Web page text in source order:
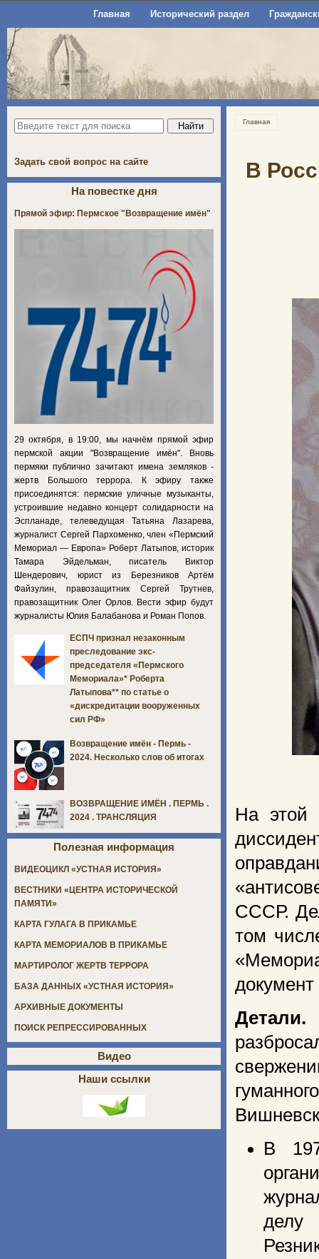
Главная Исторический раздел
Главная
В
На этой
СССР.
том
Детали.
В
Задать свой вопрос на сайте
На повестке дня
Прямой эфир: Пермское "Возвращение имён"
29 октября, в 19:00, мы начнём прямой эфир
пермской акции "Возвращение имён". Вновь
пермяки публично зачитают имена земляков -
жертв Большого террора. К эфиру также
присоединятся: пермские уличные музыканты,
устроившие недавно концерт солидарности на
Эспланаде, телеведущая Татьяна Лазарева,
журналист Сергей Пархоменко, член «Пермский
Мемориал — Европа» Роберт Латыпов, историк
Тамара Эйдельман, писатель Виктор
Шендерович, юрист из Березников Артём
Файзулин, правозащитник Сергей Трутнев,
правозащитник Олег Орлов. Вести эфир будут
журналисты Юлия Балабанова и Роман Попов.
ЕСПЧ признал незаконным
преследование экс-
председателя «Пермского
Мемориала»* Роберта
Латыпова** по статье о
«дискредитации вооруженных
сил РФ»
Возвращение имён - Пермь -
2024. Несколько слов об итогах
ВОЗВРАЩЕНИЕ ИМЁН . ПЕРМЬ .
2024 . ТРАНСЛЯЦИЯ
Полезная информация
ВИДЕОЦИКЛ «УСТНАЯ ИСТОРИЯ»
ВЕСТНИКИ «ЦЕНТРА ИСТОРИЧЕСКОЙ
ПАМЯТИ»
КАРТА ГУЛАГА В ПРИКАМЬЕ
КАРТА МЕМОРИАЛОВ В ПРИКАМЬЕ
МАРТИРОЛОГ ЖЕРТВ ТЕРРОРА
БАЗА ДАННЫХ «УСТНАЯ ИСТОРИЯ»
АРХИВНЫЕ ДОКУМЕНТЫ
ПОИСК РЕПРЕССИРОВАННЫХ
Видео
Наши ссылки